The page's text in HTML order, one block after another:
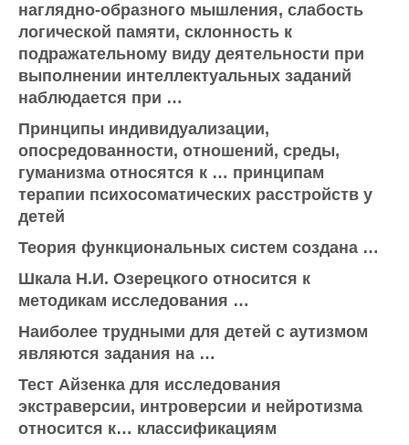
наглядно-образного мышления, слабость
логической памяти, склонность к
подражательному виду деятельности при
выполнении интеллектуальных заданий
наблюдается при …
Принципы индивидуализации,
опосредованности, отношений, среды,
гуманизма относятся к … принципам
терапии психосоматических расстройств у
детей
Теория функциональных систем создана …
Шкала Н.И. Озерецкого относится к
методикам исследования …
Наиболее трудными для детей с аутизмом
являются задания на …
Тест Айзенка для исследования
экстраверсии, интроверсии и нейротизма
относится к… классификациям